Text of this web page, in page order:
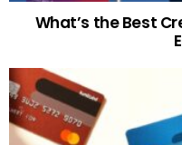
What’s the Best